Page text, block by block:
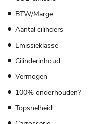
BTW/Marge
Aantal cilinders
Emissieklasse
Cilinderinhoud
Vermogen
100% onderhouden?
Topsnelheid